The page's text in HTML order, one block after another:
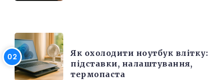
Як охолодити ноутбук влітку:
підставки, налаштування,
термопаста